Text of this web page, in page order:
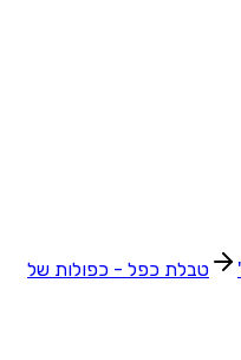
טבלת כפל - כפולות של